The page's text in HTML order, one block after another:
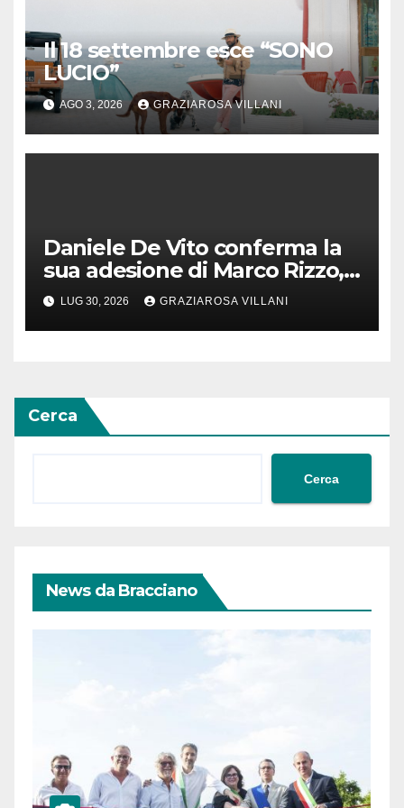
Il 18 settembre esce “SONO
LUCIO”
AGO 3, 2026 GRAZIAROSA VILLANI
Daniele De Vito conferma la
sua adesione di Marco Rizzo,
nel rispetto delle decisioni
del 1° Congress
LUG 30, 2026 GRAZIAROSA VILLANI
Cerca
Cerca
News da Bracciano